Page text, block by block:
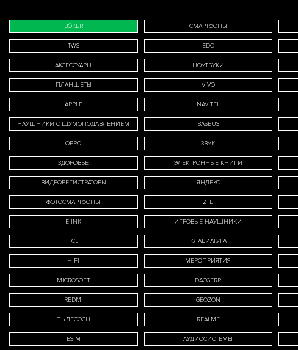
BÖKER СМАРТФОНЫ
TWS EDC
АКСЕССУАРЫ НОУТБУКИ
ПЛАНШЕТЫ VIVO
APPLE NAVITEL
НАУШНИКИ С ШУМОПОДАВЛЕНИЕМ BASEUS
OPPO ЗВУК
ЗДОРОВЬЕ ЭЛЕКТРОННЫЕ КНИГИ
ВИДЕОРЕГИСТРАТОРЫ ЯНДЕКС
ФОТОСМАРТФОНЫ ZTE
E-INK ИГРОВЫЕ НАУШНИКИ
TCL КЛАВИАТУРА
HIFI МЕРОПРИЯТИЯ
MICROSOFT DAGGERR
REDMI GEOZON
ПЫЛЕСОСЫ REALME
ESIM АУДИОСИСТЕМЫ
я
данных